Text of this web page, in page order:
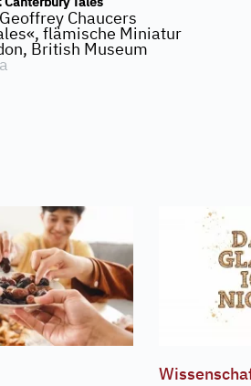
Chaucers
flämische Miniatur
British Museum